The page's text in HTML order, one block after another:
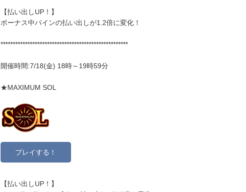
【払い出しUP！】
ボーナス中パインの払い出しが1.2倍に変化！
****************************************************
開催時間:7/18(金) 18時～19時59分
★MAXIMUM SOL
プレイする！
【払い出しUP！】